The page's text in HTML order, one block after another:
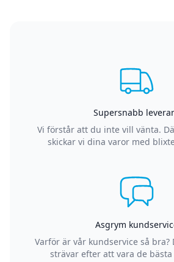
Supersnabb
Vi förstår att du inte vill vänta.
skickar vi dina varor med
Asgrym
Varför är vår kundservice så bra?
strävar efter att vara de